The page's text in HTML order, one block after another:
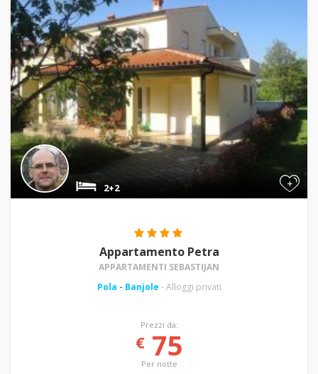
+
2+2
Appartamento Petra
APPARTAMENTI SEBASTIJAN
Pola - Banjole - Alloggi privati
Prezzi da:
€75
Per notte